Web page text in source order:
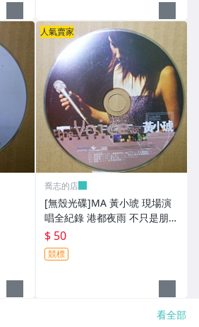
人氣賣家
喬志的店
[無殼光碟]MA 黃小琥 現場演
唱全紀錄 港都夜雨 不只是朋友
我要我們在一起
$ 50
競標
看全部